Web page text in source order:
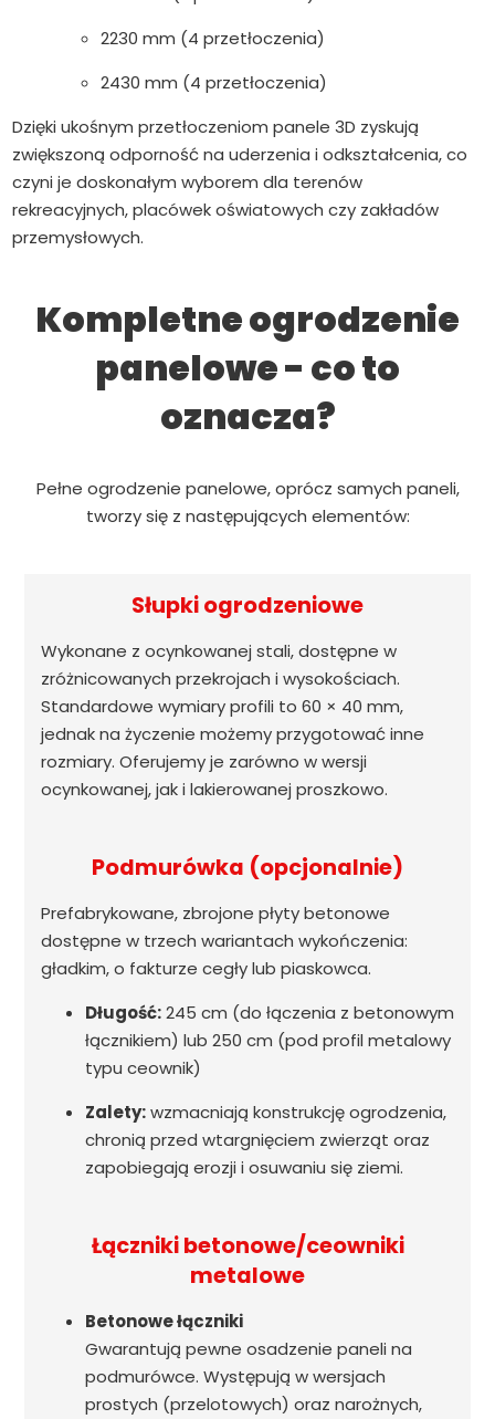
2230 mm (4 przetłoczenia)
2430 mm (4 przetłoczenia)
Dzięki ukośnym przetłoczeniom panele 3D zyskują
zwiększoną odporność na uderzenia i odkształcenia, co
czyni je doskonałym wyborem dla terenów
rekreacyjnych, placówek oświatowych czy zakładów
przemysłowych.
Kompletne ogrodzenie
panelowe - co to
oznacza?
Pełne ogrodzenie panelowe, oprócz samych paneli,
tworzy się z następujących elementów:
Słupki ogrodzeniowe
Wykonane z ocynkowanej stali, dostępne w
zróżnicowanych przekrojach i wysokościach.
Standardowe wymiary profili to 60 × 40 mm,
jednak na życzenie możemy przygotować inne
rozmiary. Oferujemy je zarówno w wersji
ocynkowanej, jak i lakierowanej proszkowo.
Podmurówka (opcjonalnie)
Prefabrykowane, zbrojone płyty betonowe
dostępne w trzech wariantach wykończenia:
gładkim, o fakturze cegły lub piaskowca.
Długość:245 cm (do łączenia z betonowym
łącznikiem) lub 250 cm (pod profil metalowy
typu ceownik)
Zalety:wzmacniają konstrukcję ogrodzenia,
chronią przed wtargnięciem zwierząt oraz
zapobiegają erozji i osuwaniu się ziemi.
Łączniki betonowe/ceowniki
metalowe
Betonowe łączniki
Gwarantują pewne osadzenie paneli na
podmurówce. Występują w wersjach
prostych (przelotowych) oraz narożnych,